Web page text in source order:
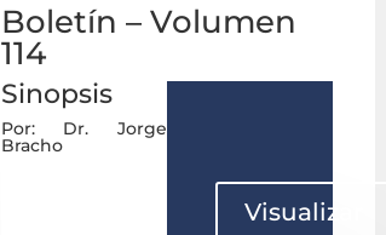
Boletín – Volumen
114
Sinopsis
Por: Dr. Jorge
Bracho
Visualizar